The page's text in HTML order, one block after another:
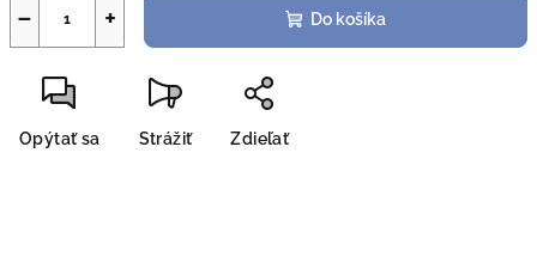
+
− Do košíka
Opýtať sa Strážiť Zdieľať